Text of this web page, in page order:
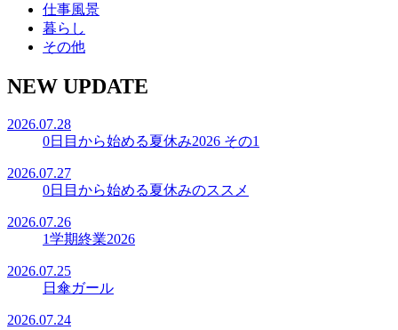
仕事風景
暮らし
その他
NEW UPDATE
2026.07.28
0日目から始める夏休み2026 その1
2026.07.27
0日目から始める夏休みのススメ
2026.07.26
1学期終業2026
2026.07.25
日傘ガール
2026.07.24